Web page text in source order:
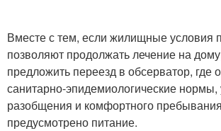
Вместе с тем, если жилищные условия
позволяют продолжать лечение на
предложить переезд в обсерватор, где
санитарно-эпидемиологические нормы,
разобщения и комфортного
предусмотрено питание.